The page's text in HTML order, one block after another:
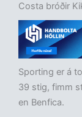
Costa bróðir
Sporting er á
39 stig, fimm
en Benfica.